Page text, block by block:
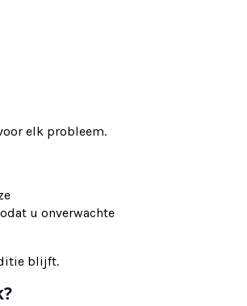
elk probleem.
u onverwachte
blijft.